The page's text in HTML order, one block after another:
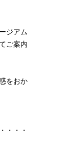
ジアム
ご案内
をおか
・・・